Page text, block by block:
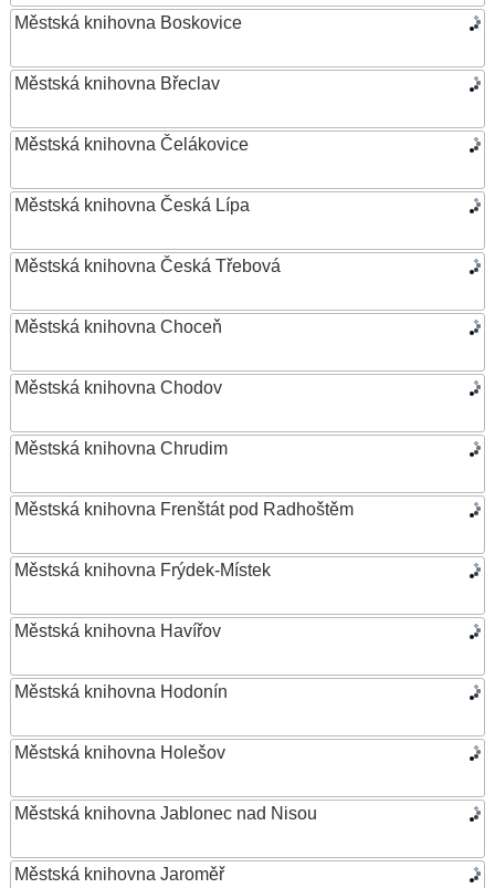
Městská knihovna Boskovice
Městská knihovna Břeclav
Městská knihovna Čelákovice
Městská knihovna Česká Lípa
Městská knihovna Česká Třebová
Městská knihovna Choceň
Městská knihovna Chodov
Městská knihovna Chrudim
Městská knihovna Frenštát pod Radhoštěm
Městská knihovna Frýdek-Místek
Městská knihovna Havířov
Městská knihovna Hodonín
Městská knihovna Holešov
Městská knihovna Jablonec nad Nisou
Městská knihovna Jaroměř